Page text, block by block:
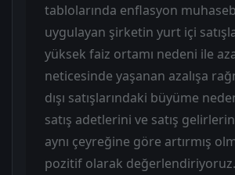
tablolarında enflasyon
uygulayan şirketin yurt içi
yüksek faiz ortamı nedeni ile
neticesinde yaşanan azalışa
dışı satışlarındaki büyüme
satış adetlerini ve satış
aynı çeyreğine göre artırmış
pozitif olarak